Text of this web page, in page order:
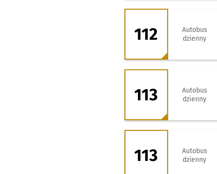
112 - kierunek
112
Autobus
dzienny
113 - kierunek
113
Autobus
dzienny
113 - kierunek
113
Autobus
dzienny